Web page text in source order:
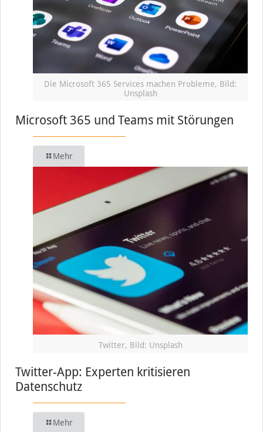
Die Microsoft 365 Services machen Probleme, Bild:
Unsplash
Microsoft 365 und Teams mit Störungen
Mehr
Twitter, Bild: Unsplash
Twitter-App: Experten kritisieren
Datenschutz
Mehr